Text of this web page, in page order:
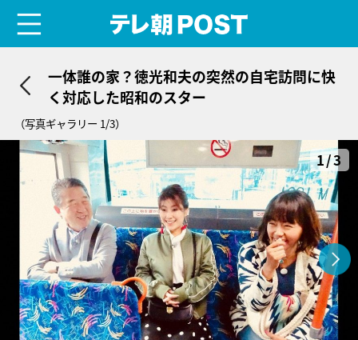
一体誰の家？徳光和夫の突然の自宅訪問に快
く対応した昭和のスター
（写真ギャラリー 1/3）
1/3